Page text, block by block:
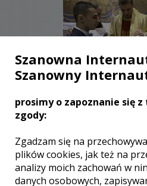
Szanowna
Szanowny
prosimy o zapoznanie się
zgody:
Zgadzam się na
plików cookies, jak też na
analizy moich zachowań w
danych osobowych,